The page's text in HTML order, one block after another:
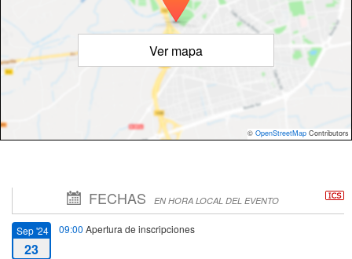
Ver mapa
© OpenStreetMap Contributors
FECHAS EN HORA LOCAL DEL EVENTO
Sep '24
23
09:00 Apertura de inscripciones